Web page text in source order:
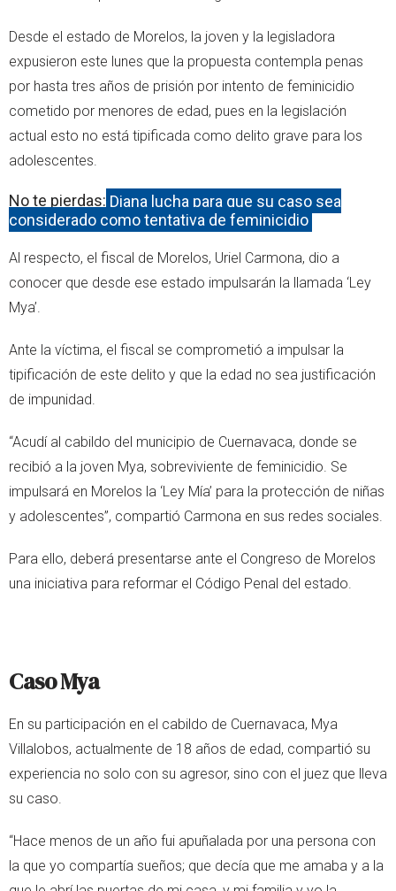
Desde el estado de Morelos, la joven y la legisladora
expusieron este lunes que la propuesta contempla penas
por hasta tres años de prisión por intento de feminicidio
cometido por menores de edad, pues en la legislación
actual esto no está tipificada como delito grave para los
adolescentes.
No te pierdas: Diana lucha para que su caso sea
considerado como tentativa de feminicidio
Al respecto, el fiscal de Morelos, Uriel Carmona, dio a
conocer que desde ese estado impulsarán la llamada ‘Ley
Mya’.
Ante la víctima, el fiscal se comprometió a impulsar la
tipificación de este delito y que la edad no sea justificación
de impunidad.
“Acudí al cabildo del municipio de Cuernavaca, donde se
recibió a la joven Mya, sobreviviente de feminicidio. Se
impulsará en Morelos la ‘Ley Mía’ para la protección de niñas
y adolescentes”, compartió Carmona en sus redes sociales.
Para ello, deberá presentarse ante el Congreso de Morelos
una iniciativa para reformar el Código Penal del estado.
Caso Mya
En su participación en el cabildo de Cuernavaca, Mya
Villalobos, actualmente de 18 años de edad, compartió su
experiencia no solo con su agresor, sino con el juez que lleva
su caso.
“Hace menos de un año fui apuñalada por una persona con
la que yo compartía sueños; que decía que me amaba y a la